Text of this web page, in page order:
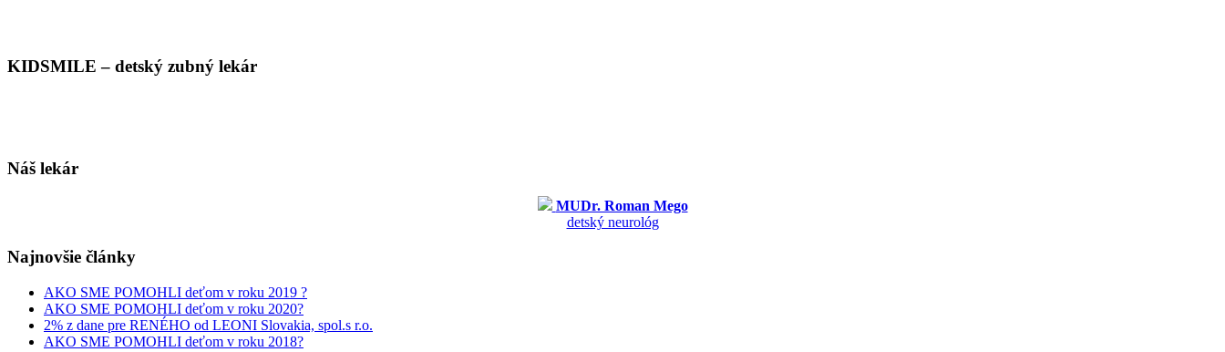
KIDSMILE – detský zubný lekár
Náš lekár
MUDr. Roman Mego
detský neurológ
Najnovšie články
AKO SME POMOHLI deťom v roku 2019 ?
AKO SME POMOHLI deťom v roku 2020?
2% z dane pre RENÉHO od LEONI Slovakia, spol.s r.o.
AKO SME POMOHLI deťom v roku 2018?